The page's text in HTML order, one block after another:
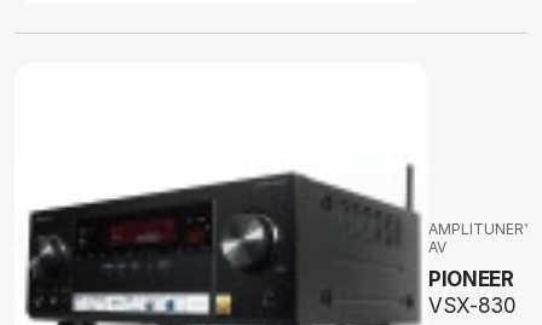
AMPLITUNERY
AV
PIONEER
VSX-830